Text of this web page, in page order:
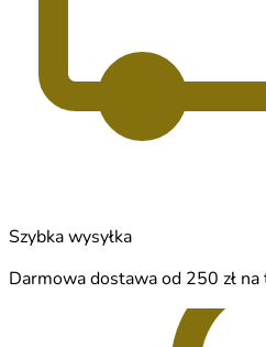
Szybka wysyłka
Darmowa dostawa od 250 zł